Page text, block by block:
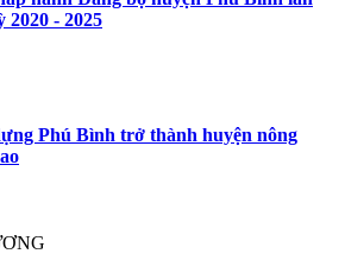
2020 - 2025
Phú Bình trở thành huyện nông